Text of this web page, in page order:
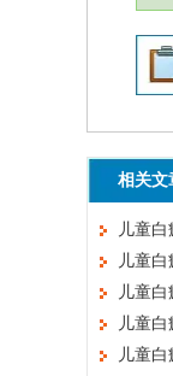
相关文
儿童
儿童
儿童
儿童
儿童